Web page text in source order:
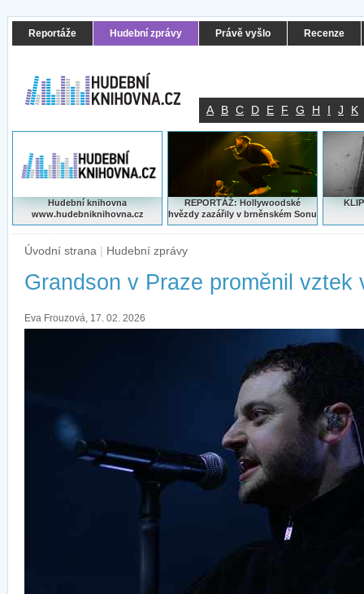
Reportáže Hudební zprávy Právě vyšlo Recenze
A B C D E F G H I J K
Hudební knihovna
www.hudebniknihovna.cz
REPORTÁŽ: Hollywoodské
hvězdy zazářily v brněnském Sonu
Úvodní strana | Hudební zprávy
Grandson v Praze proměnil vztek
Eva Frouzová, 17. 02. 2026